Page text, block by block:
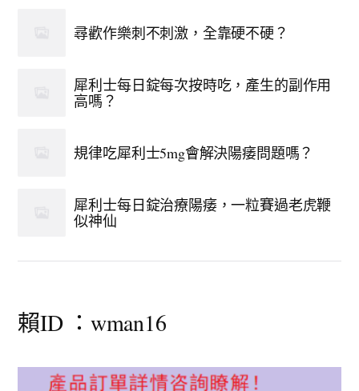
尋歡作樂刺不刺激，全靠硬不硬？
犀利士每日錠每次按時吃，產生的副作用
高嗎？
規律吃犀利士5mg會解決陽痿問題嗎？
犀利士每日錠治療陽痿，一粒賽過老虎鞭
似神仙
賴ID ：wman16